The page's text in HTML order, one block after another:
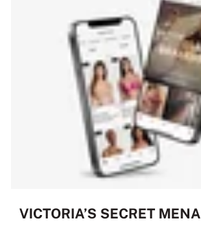
قم بتنزيل تطبيق VICTORIA’S SECRET MENA